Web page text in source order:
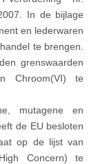
In de bijlage
en lederwaren
te brengen.
grenswaarden
Chroom(VI) te
mutagene en
de EU besloten
op de lijst van
Concern) te